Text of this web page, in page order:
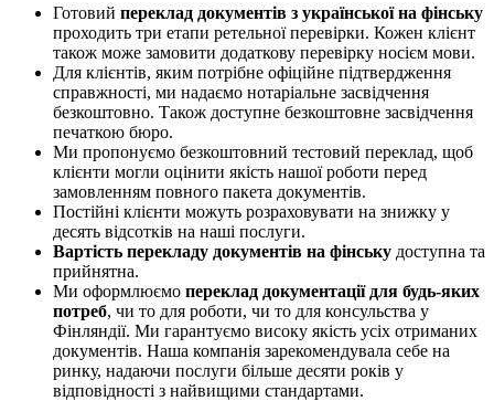
Готовий переклад документів з української на фінську
проходить три етапи ретельної перевірки. Кожен клієнт
також може замовити додаткову перевірку носієм мови.
Для клієнтів, яким потрібне офіційне підтвердження
справжності, ми надаємо нотаріальне засвідчення
безкоштовно. Також доступне безкоштовне засвідчення
печаткою бюро.
Ми пропонуємо безкоштовний тестовий переклад, щоб
клієнти могли оцінити якість нашої роботи перед
замовленням повного пакета документів.
Постійні клієнти можуть розраховувати на знижку у
десять відсотків на наші послуги.
Вартість перекладу документів на фінську доступна та
прийнятна.
Ми оформлюємо переклад документації для будь-яких
потреб, чи то для роботи, чи то для консульства у
Фінляндії. Ми гарантуємо високу якість усіх отриманих
документів. Наша компанія зарекомендувала себе на
ринку, надаючи послуги більше десяти років у
відповідності з найвищими стандартами.